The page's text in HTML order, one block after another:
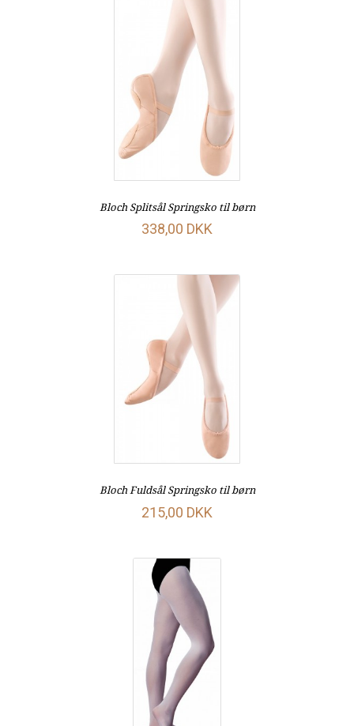
Bloch Splitsål Springsko til børn
338,00 DKK
Bloch Fuldsål Springsko til børn
215,00 DKK